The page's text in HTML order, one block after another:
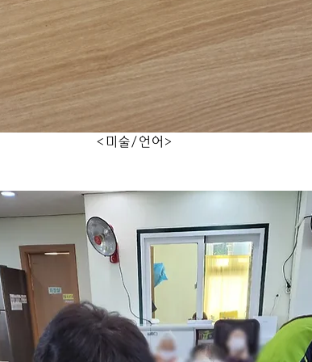
                                       <미술/언어>